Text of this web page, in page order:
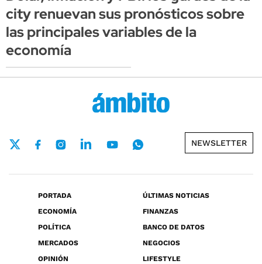
city renuevan sus pronósticos sobre
las principales variables de la
economía
NEWSLETTER
PORTADA
ÚLTIMAS NOTICIAS
ECONOMÍA
FINANZAS
POLÍTICA
BANCO DE DATOS
MERCADOS
NEGOCIOS
OPINIÓN
LIFESTYLE